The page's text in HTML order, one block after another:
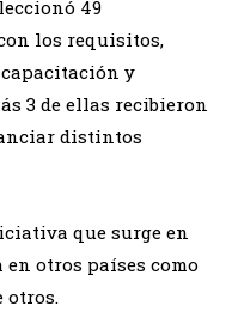
49
los requisitos,
y
3 de ellas recibieron
distintos
que surge en
otros países como
otros.